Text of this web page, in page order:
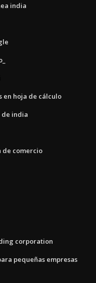
india
en hoja de cálculo
de india
de comercio
corporation
pequeñas empresas